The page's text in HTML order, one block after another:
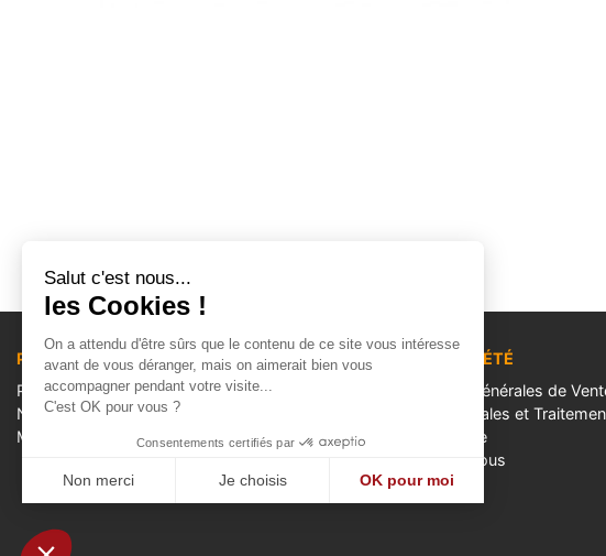
PRODUITS
Promotions
Nouveaux produits
Meilleures ventes
NOTRE SOCIÉTÉ
Conditions Générales de
Mentions légales et
Visite virtuelle
Contactez-nous
Plan du site
Salut c'est nous...
les Cookies !
On a attendu d'être sûrs que le contenu de ce site vous intéresse
avant de vous déranger, mais on aimerait bien vous
accompagner pendant votre visite...
C'est OK pour vous ?
Consentements certifiés par
Non merci Je choisis OK pour moi